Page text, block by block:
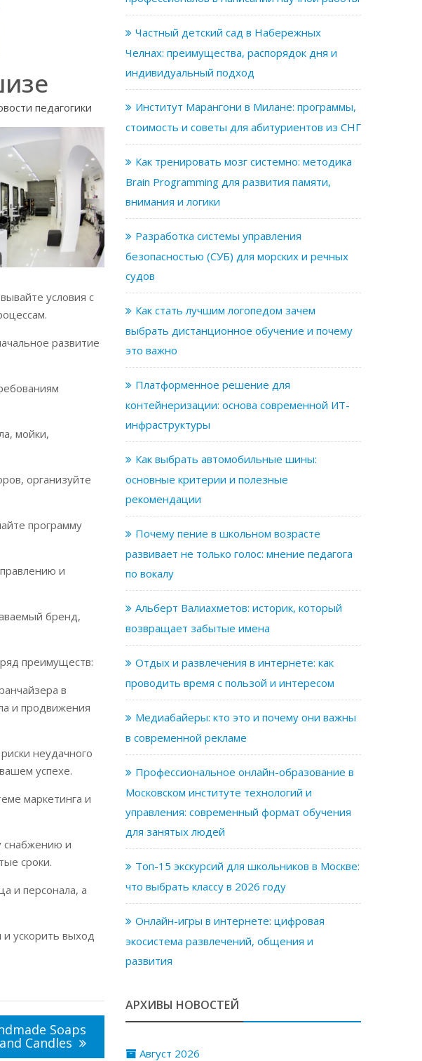
педагогики
условия с
развитие
мойки,
организуйте
программу
и
бренд,
преимуществ:
в
и продвижения
неудачного
успехе.
маркетинга и
снабжению и
сроки.
и персонала, а
ускорить выход
Soaps
and Candles
Частный детский сад в Набережных
Челнах: преимущества, распорядок дня и
индивидуальный подход
Институт Марангони в Милане: программы,
стоимость и советы для абитуриентов из СНГ
Как тренировать мозг системно: методика
Brain Programming для развития памяти,
внимания и логики
Разработка системы управления
безопасностью (СУБ) для морских и речных
судов
Как стать лучшим логопедом зачем
выбрать дистанционное обучение и почему
это важно
Платформенное решение для
контейнеризации: основа современной ИТ-
инфраструктуры
Как выбрать автомобильные шины:
основные критерии и полезные
рекомендации
Почему пение в школьном возрасте
развивает не только голос: мнение педагога
по вокалу
Альберт Валиахметов: историк, который
возвращает забытые имена
Отдых и развлечения в интернете: как
проводить время с пользой и интересом
Медиабайеры: кто это и почему они важны
в современной рекламе
Профессиональное онлайн-образование в
Московском институте технологий и
управления: современный формат обучения
для занятых людей
Топ-15 экскурсий для школьников в Москве:
что выбрать классу в 2026 году
Онлайн-игры в интернете: цифровая
экосистема развлечений, общения и
развития
АРХИВЫ НОВОСТЕЙ
Август 2026